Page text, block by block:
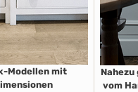
Modellen mit
vom